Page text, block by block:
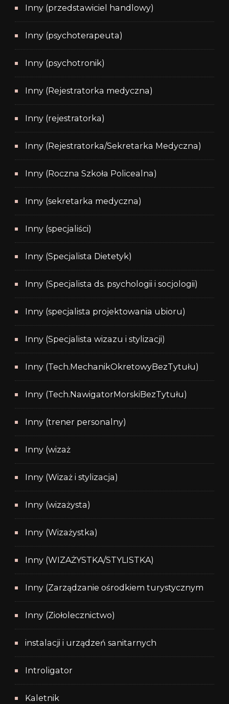
Inny (przedstawiciel handlowy)
Inny (psychoterapeuta)
Inny (psychotronik)
Inny (Rejestratorka medyczna)
Inny (rejestratorka)
Inny (Rejestratorka/Sekretarka Medyczna)
Inny (Roczna Szkoła Policealna)
Inny (sekretarka medyczna)
Inny (specjaliści)
Inny (Specjalista Dietetyk)
Inny (Specjalista ds. psychologii i socjologii)
Inny (specjalista projektowania ubioru)
Inny (Specjalista wizazu i stylizacji)
Inny (Tech.MechanikOkretowyBezTytułu)
Inny (Tech.NawigatorMorskiBezTytułu)
Inny (trener personalny)
Inny (wizaż
Inny (Wizaż i stylizacja)
Inny (wizażysta)
Inny (Wizażystka)
Inny (WIZAŻYSTKA/STYLISTKA)
Inny (Zarządzanie ośrodkiem turystycznym
Inny (Ziołolecznictwo)
instalacji i urządzeń sanitarnych
Introligator
Kaletnik